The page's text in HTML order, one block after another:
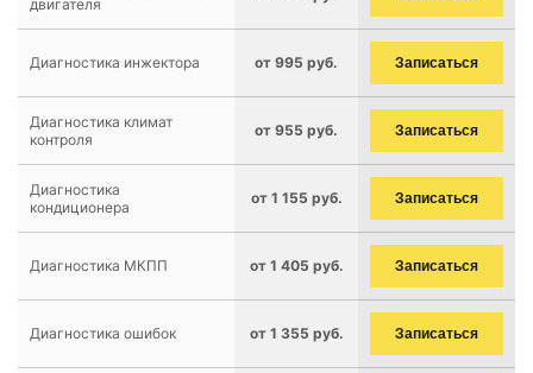
двигателя
Диагностика инжектора от 995 руб. Записаться
Диагностика климат
контроля
от 955 руб. Записаться
Диагностика
кондиционера
от 1 155 руб. Записаться
Диагностика МКПП от 1 405 руб. Записаться
Диагностика ошибок от 1 355 руб. Записаться